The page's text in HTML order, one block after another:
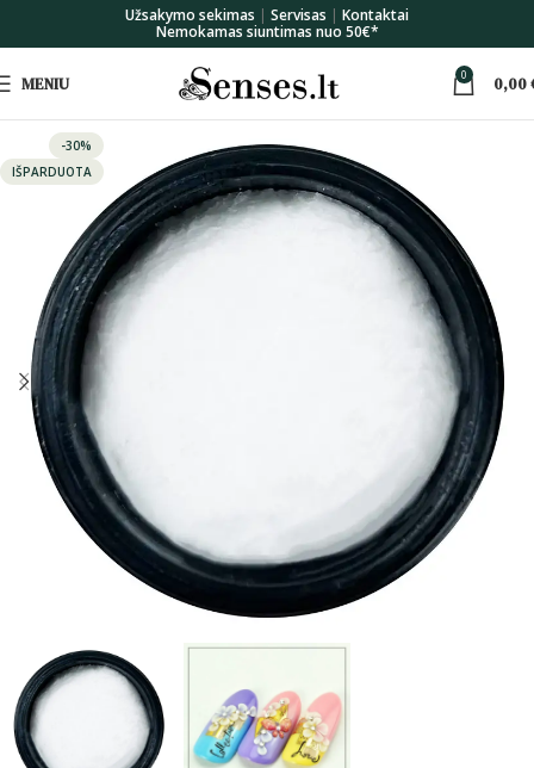
Užsakymo sekimas | Servisas | Kontaktai
Nemokamas siuntimas nuo 50€*
MENIU 0 0,00
-30%
IŠPARDUOTA